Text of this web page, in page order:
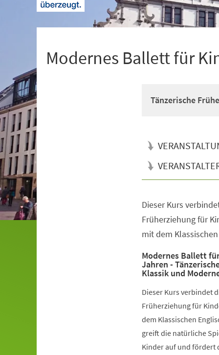
Modernes Ballett für
Tänzerische
Dieser Kurs
Früherziehung für
mit dem
Modernes Ballett
Jahren -
Klassik und
Dieser Kurs verbindet
Früherziehung für
dem Klassischen
greift die natürliche
Kinder auf und fördert